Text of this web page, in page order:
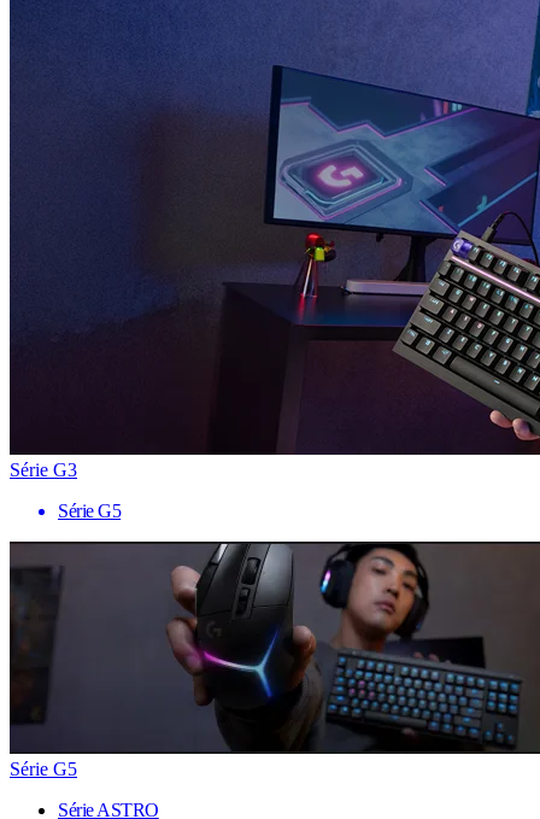
Série G3
Série G5
Série G5
Série ASTRO